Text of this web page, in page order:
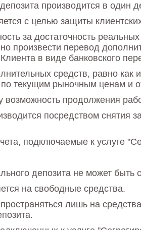
производится в один
с целью защиты
за достаточность
произвести перевод
в виде банковского
средств, равно
текущим рыночным ценам и
возможность продолжения
посредством снятия
подключаемые к услуге
депозита не может быть
на свободные средства.
лишь на